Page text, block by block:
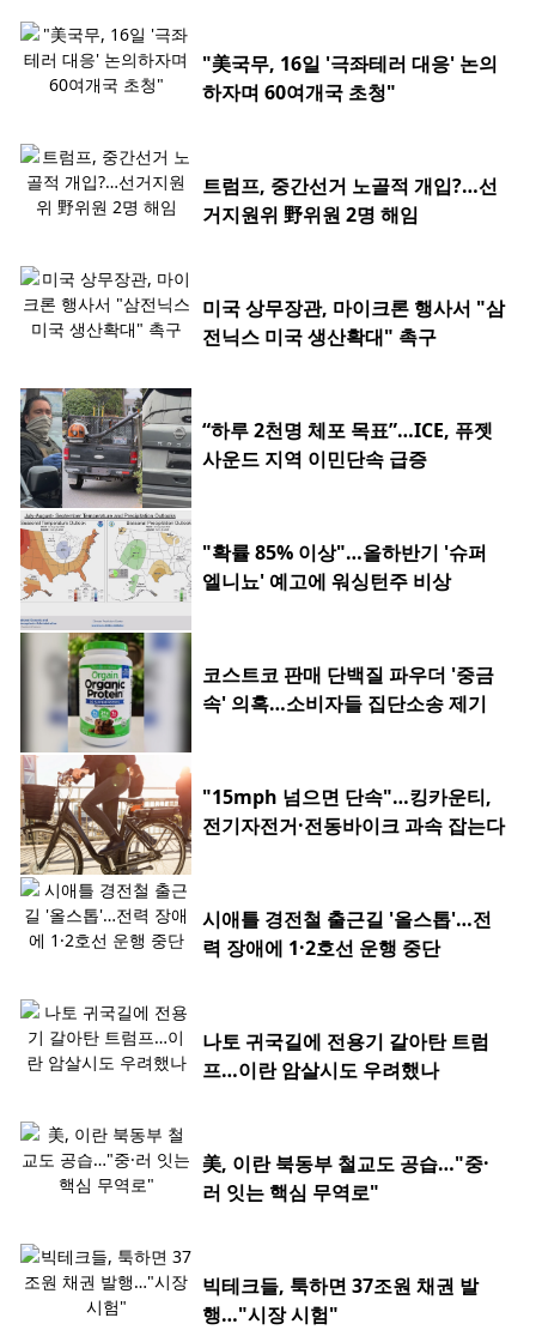
"美국무, 16일 '극좌테러 대응' 논의
하자며 60여개국 초청"
트럼프, 중간선거 노골적 개입?…선
거지원위 野위원 2명 해임
미국 상무장관, 마이크론 행사서 "삼
전닉스 미국 생산확대" 촉구
“하루 2천명 체포 목표”…ICE, 퓨젯
사운드 지역 이민단속 급증
"확률 85% 이상"…올하반기 '슈퍼
엘니뇨' 예고에 워싱턴주 비상
코스트코 판매 단백질 파우더 '중금
속' 의혹…소비자들 집단소송 제기
"15mph 넘으면 단속"…킹카운티,
전기자전거·전동바이크 과속 잡는다
시애틀 경전철 출근길 '올스톱'…전
력 장애에 1·2호선 운행 중단
나토 귀국길에 전용기 갈아탄 트럼
프…이란 암살시도 우려했나
美, 이란 북동부 철교도 공습…"중·
러 잇는 핵심 무역로"
빅테크들, 툭하면 37조원 채권 발
행…"시장 시험"